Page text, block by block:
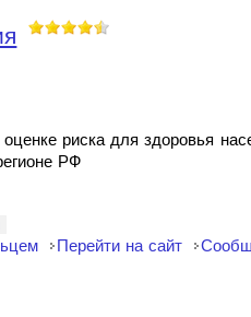
риска для здоровья
РФ
Перейти на сайт